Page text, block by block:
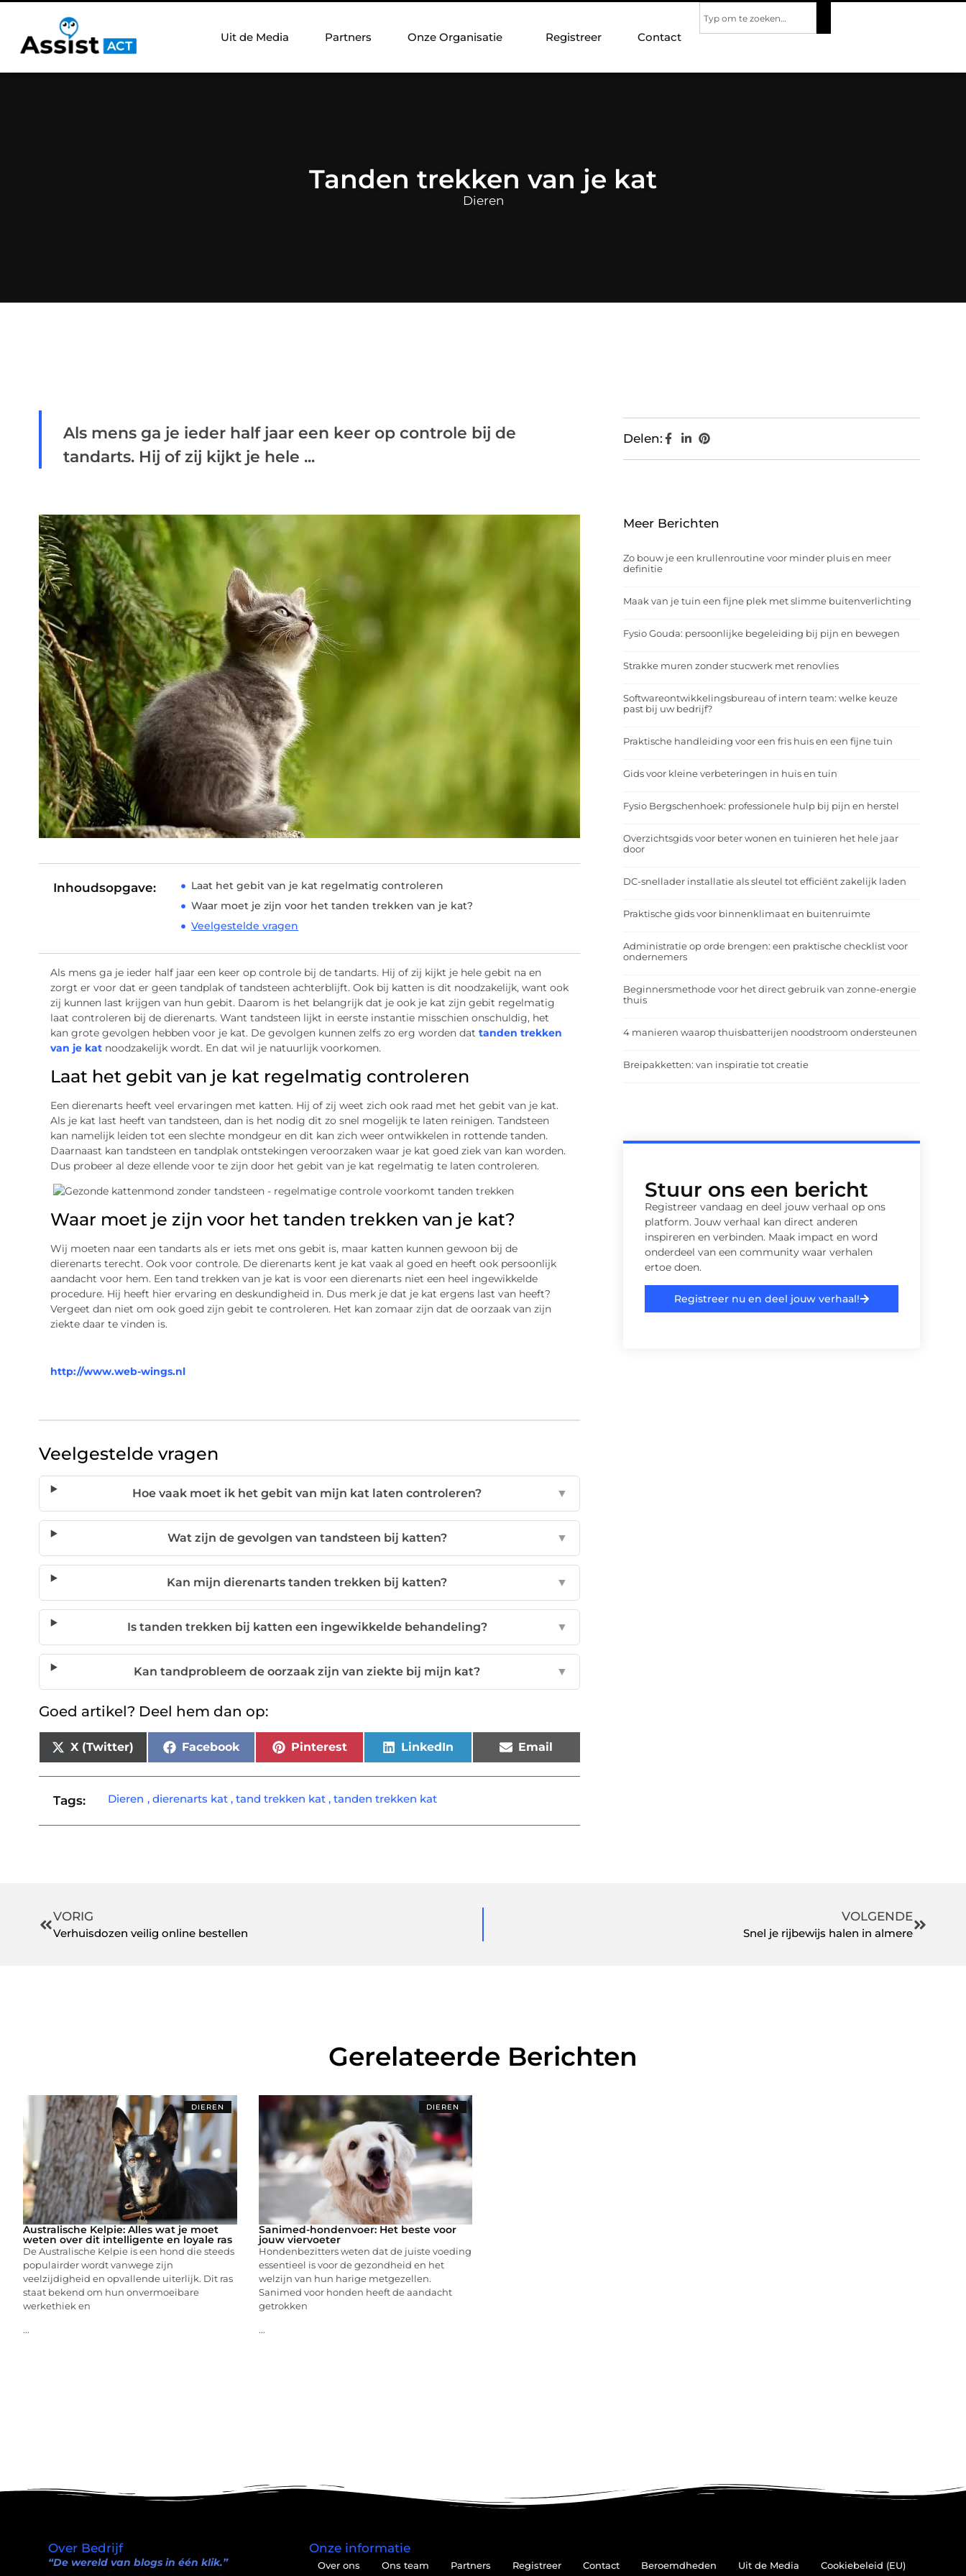
Uit de Media Partners Onze Organisatie Registreer Contact
Tanden trekken van je kat
Dieren
Als mens ga je ieder half jaar een keer op controle bij de
tandarts. Hij of zij kijkt je hele ...
Inhoudsopgave:
Laat het gebit van je kat regelmatig controleren
Waar moet je zijn voor het tanden trekken van je kat?
Veelgestelde vragen
Als mens ga je ieder half jaar een keer op controle bij de tandarts. Hij of zij kijkt je hele gebit na en
zorgt er voor dat er geen tandplak of tandsteen achterblijft. Ook bij katten is dit noodzakelijk, want ook
zij kunnen last krijgen van hun gebit. Daarom is het belangrijk dat je ook je kat zijn gebit regelmatig
laat controleren bij de dierenarts. Want tandsteen lijkt in eerste instantie misschien onschuldig, het
kan grote gevolgen hebben voor je kat. De gevolgen kunnen zelfs zo erg worden dat tanden trekken
van je katnoodzakelijk wordt. En dat wil je natuurlijk voorkomen.
Laat het gebit van je kat regelmatig controleren
Een dierenarts heeft veel ervaringen met katten. Hij of zij weet zich ook raad met het gebit van je kat.
Als je kat last heeft van tandsteen, dan is het nodig dit zo snel mogelijk te laten reinigen. Tandsteen
kan namelijk leiden tot een slechte mondgeur en dit kan zich weer ontwikkelen in rottende tanden.
Daarnaast kan tandsteen en tandplak ontstekingen veroorzaken waar je kat goed ziek van kan worden.
Dus probeer al deze ellende voor te zijn door het gebit van je kat regelmatig te laten controleren.
Waar moet je zijn voor het tanden trekken van je kat?
Wij moeten naar een tandarts als er iets met ons gebit is, maar katten kunnen gewoon bij de
dierenarts terecht. Ook voor controle. De dierenarts kent je kat vaak al goed en heeft ook persoonlijk
aandacht voor hem. Een tand trekken van je kat is voor een dierenarts niet een heel ingewikkelde
procedure. Hij heeft hier ervaring en deskundigheid in. Dus merk je dat je kat ergens last van heeft?
Vergeet dan niet om ook goed zijn gebit te controleren. Het kan zomaar zijn dat de oorzaak van zijn
ziekte daar te vinden is.
http://www.web-wings.nl
Veelgestelde vragen
Hoe vaak moet ik het gebit van mijn kat laten controleren? ▼
Wat zijn de gevolgen van tandsteen bij katten? ▼
Kan mijn dierenarts tanden trekken bij katten? ▼
Is tanden trekken bij katten een ingewikkelde behandeling? ▼
Kan tandprobleem de oorzaak zijn van ziekte bij mijn kat? ▼
Goed artikel? Deel hem dan op:
X (Twitter) Facebook Pinterest LinkedIn Email
Tags: Dieren ,dierenarts kat ,tand trekken kat ,tanden trekken kat
Delen:
Meer Berichten
Zo bouw je een krullenroutine voor minder pluis en meer
definitie
Maak van je tuin een fijne plek met slimme buitenverlichting
Fysio Gouda: persoonlijke begeleiding bij pijn en bewegen
Strakke muren zonder stucwerk met renovlies
Softwareontwikkelingsbureau of intern team: welke keuze
past bij uw bedrijf?
Praktische handleiding voor een fris huis en een fijne tuin
Gids voor kleine verbeteringen in huis en tuin
Fysio Bergschenhoek: professionele hulp bij pijn en herstel
Overzichtsgids voor beter wonen en tuinieren het hele jaar
door
DC-snellader installatie als sleutel tot efficiënt zakelijk laden
Praktische gids voor binnenklimaat en buitenruimte
Administratie op orde brengen: een praktische checklist voor
ondernemers
Beginnersmethode voor het direct gebruik van zonne-energie
thuis
4 manieren waarop thuisbatterijen noodstroom ondersteunen
Breipakketten: van inspiratie tot creatie
Stuur ons een bericht
Registreer vandaag en deel jouw verhaal op ons
platform. Jouw verhaal kan direct anderen
inspireren en verbinden. Maak impact en word
onderdeel van een community waar verhalen
ertoe doen.
Registreer nu en deel jouw verhaal!
VORIG
Verhuisdozen veilig online bestellen
VOLGENDE
Snel je rijbewijs halen in almere
Gerelateerde Berichten
DIEREN
Australische Kelpie: Alles wat je moet
weten over dit intelligente en loyale ras
De Australische Kelpie is een hond die steeds
populairder wordt vanwege zijn
veelzijdigheid en opvallende uiterlijk. Dit ras
staat bekend om hun onvermoeibare
werkethiek en
...
DIEREN
Sanimed-hondenvoer: Het beste voor
jouw viervoeter
Hondenbezitters weten dat de juiste voeding
essentieel is voor de gezondheid en het
welzijn van hun harige metgezellen.
Sanimed voor honden heeft de aandacht
getrokken
...
Over Bedrijf
“De wereld van blogs in één klik.”
Onze informatie
Over ons Ons team Partners Registreer Contact Beroemdheden Uit de Media Cookiebeleid (EU)